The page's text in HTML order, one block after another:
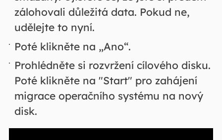
zálohovali důležitá data. Pokud ne,
udělejte to nyní.
Poté klikněte na „Ano“.
Prohlédněte si rozvržení cílového disku.
Poté klikněte na "Start" pro zahájení
migrace operačního systému na nový
disk.